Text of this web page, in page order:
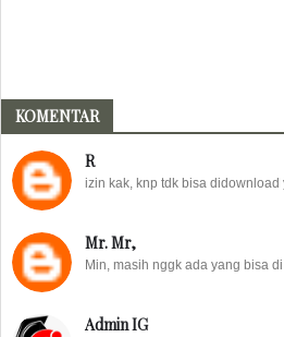
KOMENTAR
R
izin kak, knp tdk bisa didownload
Mr. Mr,
Min, masih nggk ada yang bisa
Admin IG